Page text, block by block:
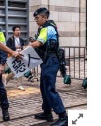
Click to